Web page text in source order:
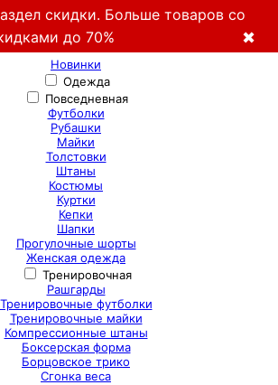
скидки. Больше товаров со
до 70%
✖
Новинки
Одежда
Повседневная
Футболки
Рубашки
Майки
Толстовки
Штаны
Костюмы
Куртки
Кепки
Шапки
Прогулочные шорты
Женская одежда
Тренировочная
Рашгарды
Тренировочные футболки
Тренировочные майки
Компрессионные штаны
Боксерская форма
Борцовское трико
Сгонка веса